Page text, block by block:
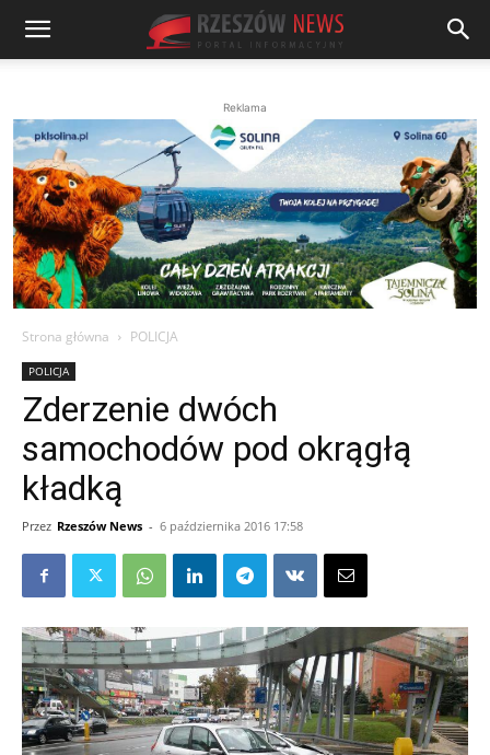
Reklama
Strona główna POLICJA
POLICJA
Zderzenie dwóch
samochodów pod okrągłą
kładką
Przez Rzeszów News - 6 października 2016 17:58